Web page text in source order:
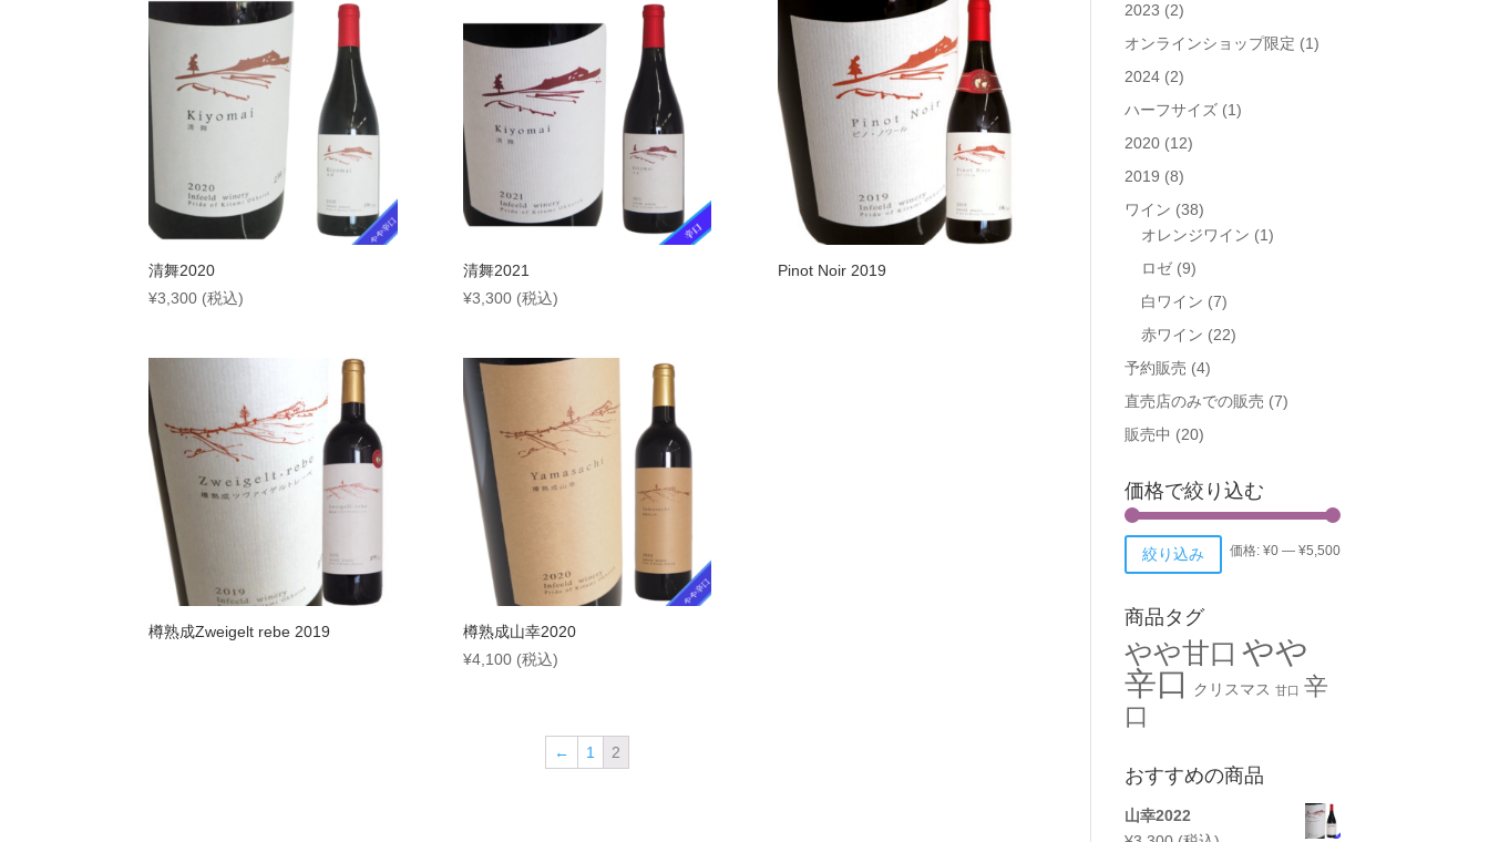
清舞2020
¥3,300 (税込)
清舞2021
¥3,300 (税込)
Pinot Noir 2019
樽熟成Zweigelt rebe 2019
樽熟成山幸2020
¥4,100 (税込)
← 1 2
2023 (2)
オンラインショップ限定 (1)
2024 (2)
ハーフサイズ (1)
2020 (12)
2019 (8)
ワイン (38)
オレンジワイン (1)
ロゼ (9)
白ワイン (7)
赤ワイン (22)
予約販売 (4)
直売店のみでの販売 (7)
販売中 (20)
価格で絞り込む
絞り込み 価格: ¥0— ¥5,500
商品タグ
やや甘口 やや
辛口
クリスマス 甘口 辛
口
おすすめの商品
山幸2022